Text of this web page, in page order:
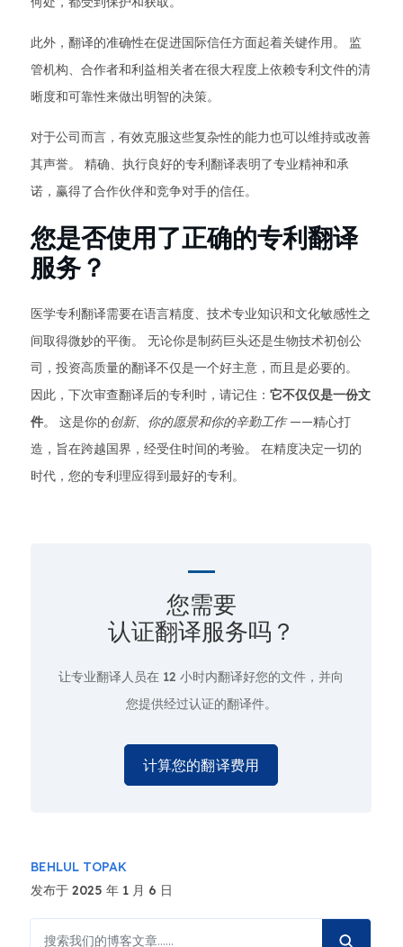
此外，翻译的准确性在促进国际信任方面起着关键作用。 监
管机构、合作者和利益相关者在很大程度上依赖专利文件的清
晰度和可靠性来做出明智的决策。
对于公司而言，有效克服这些复杂性的能力也可以维持或改善
其声誉。 精确、执行良好的专利翻译表明了专业精神和承
诺，赢得了合作伙伴和竞争对手的信任。
您是否使用了正确的专利翻译
服务？
医学专利翻译需要在语言精度、技术专业知识和文化敏感性之
间取得微妙的平衡。 无论你是制药巨头还是生物技术初创公
司，投资高质量的翻译不仅是一个好主意，而且是必要的。
因此，下次审查翻译后的专利时，请记住： 它不仅仅是一份文
件。 这是你的创新、你的愿景和你的辛勤工作——精心打
造，旨在跨越国界，经受住时间的考验。 在精度决定一切的
时代，您的专利理应得到最好的专利。
您需要
认证翻译服务吗？
让专业翻译人员在 12 小时内翻译好您的文件，并向
您提供经过认证的翻译件。
计算您的翻译费用
BEHLUL TOPAK
发布于 2025 年 1 月 6 日